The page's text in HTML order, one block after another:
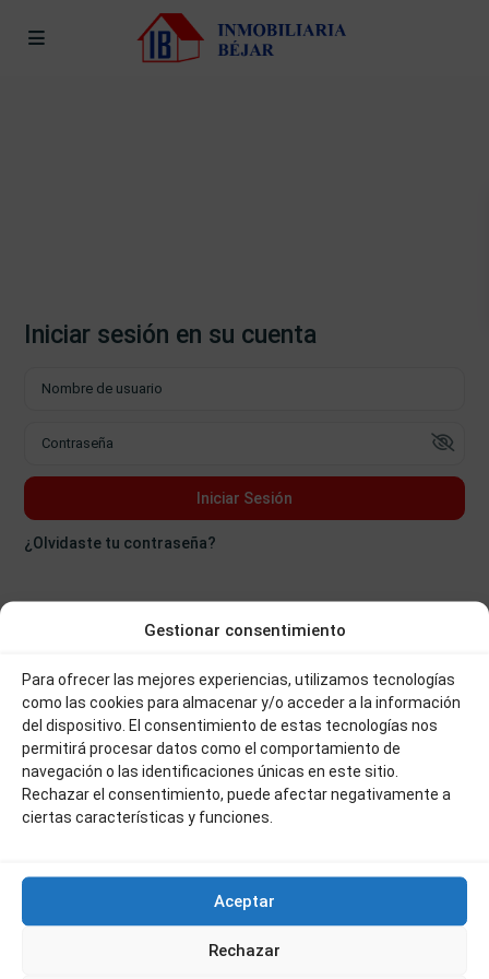
Gestionar consentimiento
Para ofrecer las mejores experiencias, utilizamos tecnologías
como las cookies para almacenar y/o acceder a la información
del dispositivo. El consentimiento de estas tecnologías nos
permitirá procesar datos como el comportamiento de
navegación o las identificaciones únicas en este sitio.
Rechazar el consentimiento, puede afectar negativamente a
ciertas características y funciones.
Aceptar
Rechazar
Iniciar sesión en su cuenta
Iniciar Sesión
¿Olvidaste tu contraseña?
Alquiler y venta de todo tipo de propiedades en Béjar